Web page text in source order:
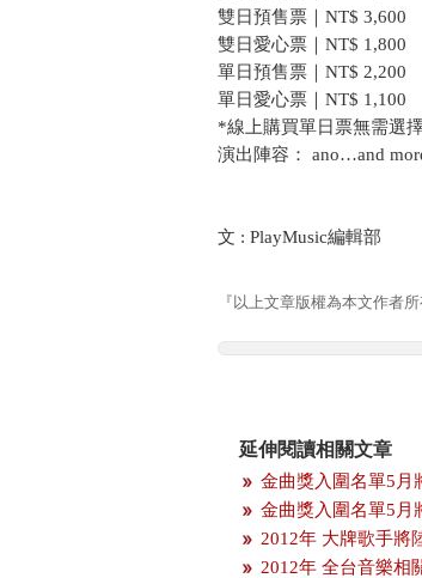
雙日預售票｜NT$ 3,600
雙日愛心票｜NT$ 1,800
單日預售票｜NT$ 2,200
單日愛心票｜NT$ 1,100
*線上購買單日票無需選
演出陣容： ano…and
文 : PlayMusic編輯
『以上文章版權為本文作者
延伸閱讀相關文章
金曲獎入圍名單5月
金曲獎入圍名單5月
2012年 大牌歌手將
2012年 全台音樂相